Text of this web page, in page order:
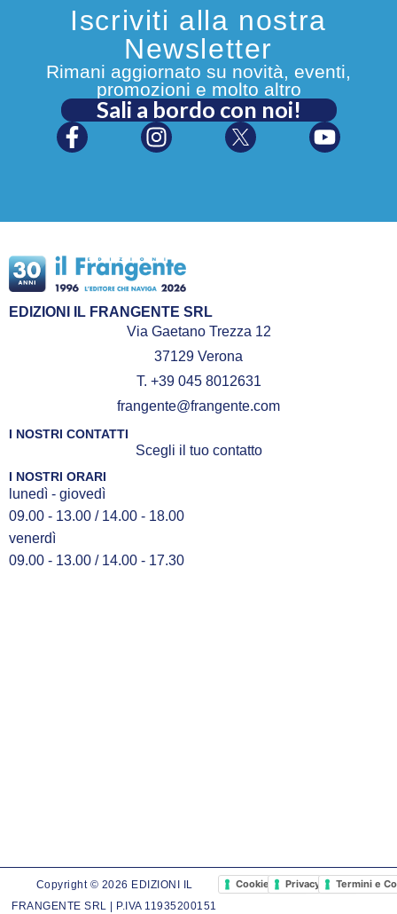
Iscriviti alla nostra
Newsletter
Rimani aggiornato su novità, eventi,
promozioni e molto altro
Sali a bordo con noi!
EDIZIONI IL FRANGENTE SRL
Via Gaetano Trezza 12
37129 Verona
T. +39 045 8012631
frangente@frangente.com
I NOSTRI CONTATTI
Scegli il tuo contatto
I NOSTRI ORARI
lunedì - giovedì
09.00 - 13.00 / 14.00 - 18.00
venerdì
09.00 - 13.00 / 14.00 - 17.30
Copyright © 2026 EDIZIONI IL
FRANGENTE SRL | P.IVA 11935200151
Cookie PolicyPrivacy PolicyTermini e